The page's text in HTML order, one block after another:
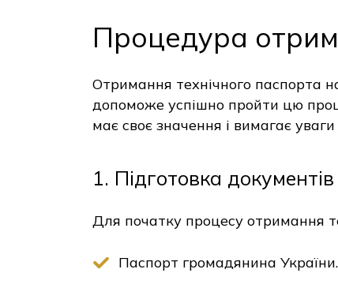
Процедура
Отримання технічного паспорта
допоможе успішно пройти цю
має своє значення і вимагає
1. Підготовка документів
Для початку процесу отримання
Паспорт громадянина України.